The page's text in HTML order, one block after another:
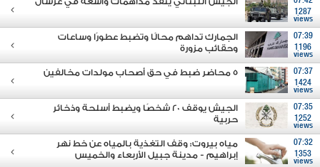
1287
views
07:39
1196
views
الجمارك تداهم محالًا وتضبط عطورًا وساعات
وحقائب مزورة
07:37
1424
views
5 محاضر ضبط في حق أصحاب مولدات مخالفين
07:35
1252
views
الجيش يوقف 20 شخصًا ويضبط أسلحة وذخائر
حربية
07:32
1353
views
مياه بيروت: وقف التغذية بالمياه عن خط نهر
إبراهيم - مدينة جبيل الأربعاء والخميس